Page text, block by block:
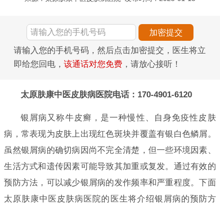
请输入您的手机号码，然后点击加密提交，医生将立
即给您回电， 该通话对您免费 ，请放心接听！
太原肤康中医皮肤病医院电话：170-4901-6120
银屑病又称牛皮癣，是一种慢性、自身免疫性皮肤
病，常表现为皮肤上出现红色斑块并覆盖有银白色鳞屑。
虽然银屑病的确切病因尚不完全清楚，但一些环境因素、
生活方式和遗传因素可能导致其加重或复发。通过有效的
预防方法，可以减少银屑病的发作频率和严重程度。下面
太原肤康中医皮肤病医院的医生将介绍银屑病的预防方